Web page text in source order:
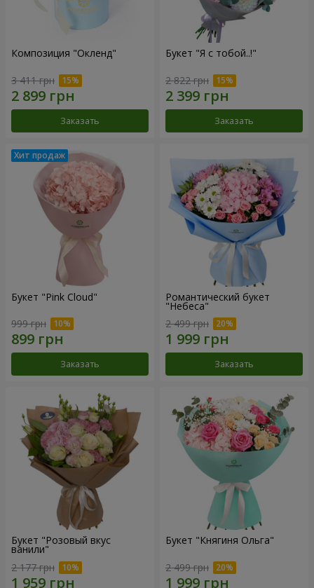
Композиция "Окленд"
3 411 грн
Заказать
Букет "Я с тобой..!"
2 822 грн
Заказать
Букет "Pink Cloud"
999 грн
Заказать
Романтический букет
"Небеса"
2 499 грн
Заказать
Букет "Розовый вкус
ванили"
2 177 грн
Букет "Княгиня Ольга"
2 499 грн